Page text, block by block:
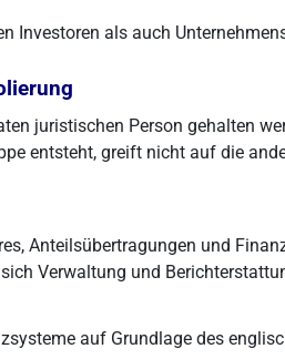
Investoren als auch
juristischen Person gehalten
entsteht, greift nicht auf die
Anteilsübertragungen und
Verwaltung und
auf Grundlage des